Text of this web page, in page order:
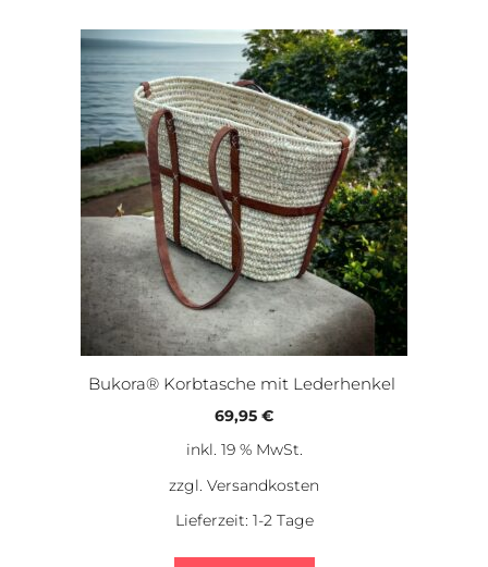
Bukora® Korbtasche mit Lederhenkel
69,95 €
inkl. 19 % MwSt.
zzgl. Versandkosten
Lieferzeit: 1-2 Tage